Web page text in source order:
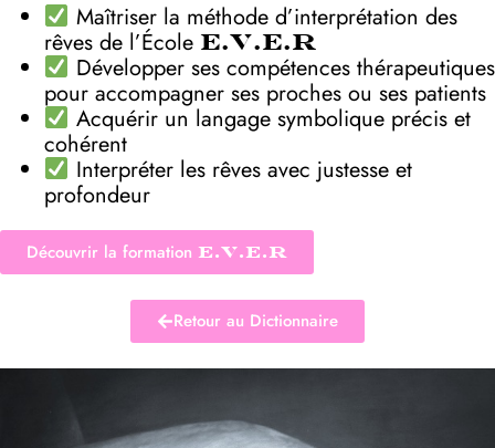
Maîtriser la méthode d’interprétation des
rêves de l’École E.V.E.R
Développer ses compétences thérapeutiques
pour accompagner ses proches ou ses patients
Acquérir un langage symbolique précis et
cohérent
Interpréter les rêves avec justesse et
profondeur
Découvrir la formation E.V.E.R
Retour au Dictionnaire